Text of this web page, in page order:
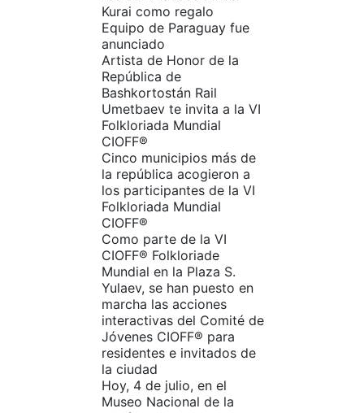
Kurai como regalo
Equipo de Paraguay fue
anunciado
Artista de Honor de la
República de
Bashkortostán Rail
Umetbaev te invita a la VI
Folkloriada Mundial
CIOFF®️
Cinco municipios más de
la república acogieron a
los participantes de la VI
Folkloriada Mundial
CIOFF®️
Como parte de la VI
CIOFF®️ Folkloriade
Mundial en la Plaza S.
Yulaev, se han puesto en
marcha las acciones
interactivas del Comité de
Jóvenes CIOFF®️ para
residentes e invitados de
la ciudad
Hoy, 4 de julio, en el
Museo Nacional de la